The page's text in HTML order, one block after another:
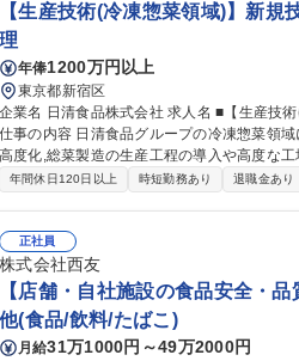
【生産技術(冷凍惣菜領域)】新
理
年俸1200万円以上
東京都新宿区
企業名 日清食品株式会社 求人名 ■【生産技術(冷凍惣菜領域)】新規技術導入やグローバルスコープでの業務可能
仕事の内容 日清食品グループの冷凍惣菜領
高度化,総菜製造の生産工程の導入や高度な工場
的には】■低温工場の本社生産管理 ■低温工
定･推進 ■協力工場を含む生産拠点の現場力向上,ガバナンス強化,改善
新規技術導入やグローバルスコープでの業務
年間休日120日以上 時短勤務あり 退職金あり
正社員
株式会社西友
【店舗・自社施設の食品安全・
他(食品/飲料/たばこ)
月給31万1000円～49万2000円